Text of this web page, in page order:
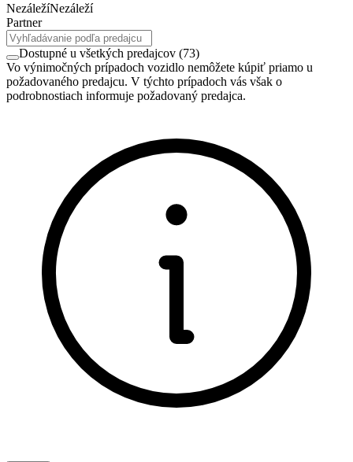
NezáležíNezáleží
Partner
Dostupné u všetkých predajcov (73)
Vo výnimočných prípadoch vozidlo nemôžete kúpiť priamo u
požadovaného predajcu. V týchto prípadoch vás však o
podrobnostiach informuje požadovaný predajca.